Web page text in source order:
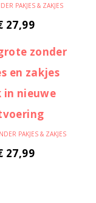
PAKJES & ZAKJES
27,99
PAKJES & ZAKJES
27,99